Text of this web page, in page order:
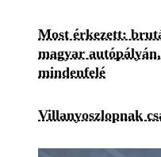
Most érkezett:
magyar
mindenfelé
Villanyoszlopnak